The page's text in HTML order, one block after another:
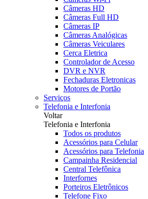
Câmeras HD
Câmeras Full HD
Câmeras IP
Câmeras Analógicas
Câmeras Veiculares
Cerca Eletrica
Controlador de Acesso
DVR e NVR
Fechaduras Eletronicas
Motores de Portão
Serviços
Telefonia e Interfonia
Voltar
Telefonia e Interfonia
Todos os produtos
Acessórios para Celular
Acessórios para Telefonia
Campainha Residencial
Central Telefônica
Interfornes
Porteiros Eletrônicos
Telefone Fixo